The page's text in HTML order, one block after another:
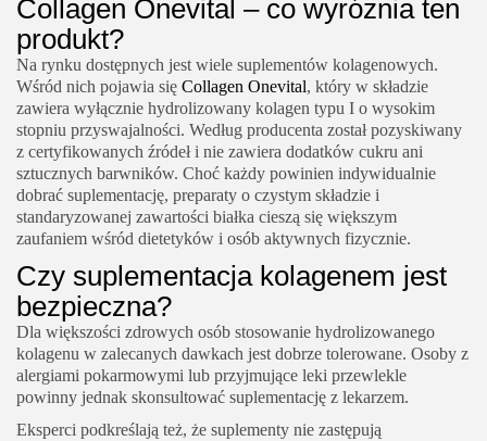
Collagen Onevital – co wyróżnia ten
produkt?
Na rynku dostępnych jest wiele suplementów kolagenowych.
Wśród nich pojawia się Collagen Onevital, który w składzie
zawiera wyłącznie hydrolizowany kolagen typu I o wysokim
stopniu przyswajalności. Według producenta został pozyskiwany
z certyfikowanych źródeł i nie zawiera dodatków cukru ani
sztucznych barwników. Choć każdy powinien indywidualnie
dobrać suplementację, preparaty o czystym składzie i
standaryzowanej zawartości białka cieszą się większym
zaufaniem wśród dietetyków i osób aktywnych fizycznie.
Czy suplementacja kolagenem jest
bezpieczna?
Dla większości zdrowych osób stosowanie hydrolizowanego
kolagenu w zalecanych dawkach jest dobrze tolerowane. Osoby z
alergiami pokarmowymi lub przyjmujące leki przewlekle
powinny jednak skonsultować suplementację z lekarzem.
Eksperci podkreślają też, że suplementy nie zastępują